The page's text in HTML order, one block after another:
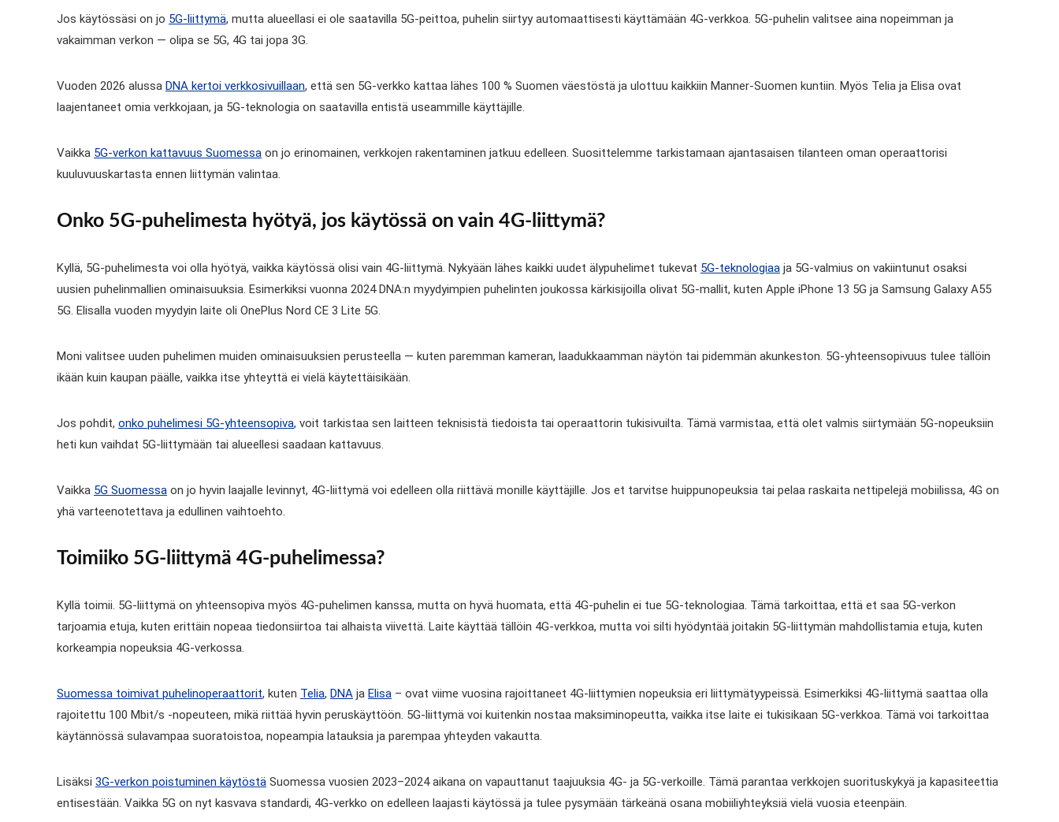
Jos käytössäsi on jo 5G-liittymä, mutta alueellasi ei ole saatavilla 5G-peittoa, puhelin siirtyy automaattisesti käyttämään 4G-verkkoa. 5G-puhelin valitsee aina nopeimman ja
vakaimman verkon — olipa se 5G, 4G tai jopa 3G.
Vuoden 2026 alussa DNA kertoi verkkosivuillaan, että sen 5G-verkko kattaa lähes 100 % Suomen väestöstä ja ulottuu kaikkiin Manner-Suomen kuntiin. Myös Telia ja Elisa ovat
laajentaneet omia verkkojaan, ja 5G-teknologia on saatavilla entistä useammille käyttäjille.
Vaikka 5G-verkon kattavuus Suomessa on jo erinomainen, verkkojen rakentaminen jatkuu edelleen. Suosittelemme tarkistamaan ajantasaisen tilanteen oman operaattorisi
kuuluvuuskartasta ennen liittymän valintaa.
Onko 5G-puhelimesta hyötyä, jos käytössä on vain 4G-liittymä?
Kyllä, 5G-puhelimesta voi olla hyötyä, vaikka käytössä olisi vain 4G-liittymä. Nykyään lähes kaikki uudet älypuhelimet tukevat 5G-teknologiaa ja 5G-valmius on vakiintunut osaksi
uusien puhelinmallien ominaisuuksia. Esimerkiksi vuonna 2024 DNA:n myydyimpien puhelinten joukossa kärkisijoilla olivat 5G-mallit, kuten Apple iPhone 13 5G ja Samsung Galaxy A55
5G. Elisalla vuoden myydyin laite oli OnePlus Nord CE 3 Lite 5G.
Moni valitsee uuden puhelimen muiden ominaisuuksien perusteella — kuten paremman kameran, laadukkaamman näytön tai pidemmän akunkeston. 5G-yhteensopivuus tulee tällöin
ikään kuin kaupan päälle, vaikka itse yhteyttä ei vielä käytettäisikään.
Jos pohdit, onko puhelimesi 5G-yhteensopiva, voit tarkistaa sen laitteen teknisistä tiedoista tai operaattorin tukisivuilta. Tämä varmistaa, että olet valmis siirtymään 5G-nopeuksiin
heti kun vaihdat 5G-liittymään tai alueellesi saadaan kattavuus.
Vaikka 5G Suomessa on jo hyvin laajalle levinnyt, 4G-liittymä voi edelleen olla riittävä monille käyttäjille. Jos et tarvitse huippunopeuksia tai pelaa raskaita nettipelejä mobiilissa, 4G on
yhä varteenotettava ja edullinen vaihtoehto.
Toimiiko 5G-liittymä 4G-puhelimessa?
Kyllä toimii. 5G-liittymä on yhteensopiva myös 4G-puhelimen kanssa, mutta on hyvä huomata, että 4G-puhelin ei tue 5G-teknologiaa. Tämä tarkoittaa, että et saa 5G-verkon
tarjoamia etuja, kuten erittäin nopeaa tiedonsiirtoa tai alhaista viivettä. Laite käyttää tällöin 4G-verkkoa, mutta voi silti hyödyntää joitakin 5G-liittymän mahdollistamia etuja, kuten
korkeampia nopeuksia 4G-verkossa.
Suomessa toimivat puhelinoperaattorit, kuten Telia, DNA ja Elisa – ovat viime vuosina rajoittaneet 4G-liittymien nopeuksia eri liittymätyypeissä. Esimerkiksi 4G-liittymä saattaa olla
rajoitettu 100 Mbit/s -nopeuteen, mikä riittää hyvin peruskäyttöön. 5G-liittymä voi kuitenkin nostaa maksiminopeutta, vaikka itse laite ei tukisikaan 5G-verkkoa. Tämä voi tarkoittaa
käytännössä sulavampaa suoratoistoa, nopeampia latauksia ja parempaa yhteyden vakautta.
Lisäksi 3G-verkon poistuminen käytöstä Suomessa vuosien 2023–2024 aikana on vapauttanut taajuuksia 4G- ja 5G-verkoille. Tämä parantaa verkkojen suorituskykyä ja kapasiteettia
entisestään. Vaikka 5G on nyt kasvava standardi, 4G-verkko on edelleen laajasti käytössä ja tulee pysymään tärkeänä osana mobiiliyhteyksiä vielä vuosia eteenpäin.